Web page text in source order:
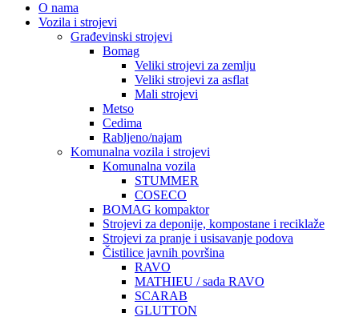
O nama
Vozila i strojevi
Građevinski strojevi
Bomag
Veliki strojevi za zemlju
Veliki strojevi za asflat
Mali strojevi
Metso
Cedima
Rabljeno/najam
Komunalna vozila i strojevi
Komunalna vozila
STUMMER
COSECO
BOMAG kompaktor
Strojevi za deponije, kompostane i reciklaže
Strojevi za pranje i usisavanje podova
Čistilice javnih površina
RAVO
MATHIEU / sada RAVO
SCARAB
GLUTTON